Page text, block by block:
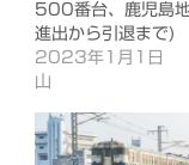
500番台、鹿児島
進出から引退まで)
2023年1月1日
山